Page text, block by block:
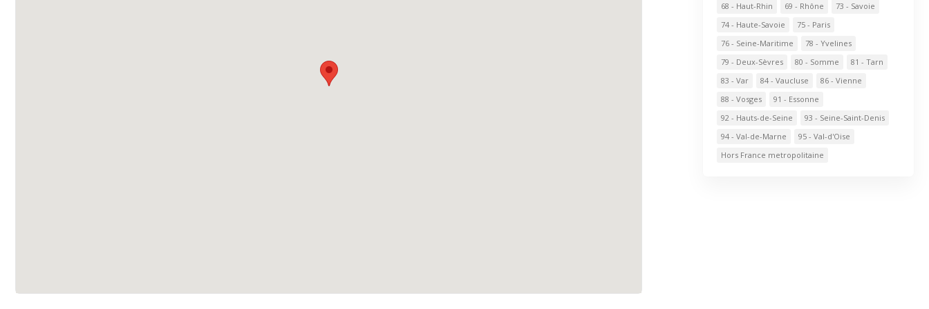
68 - Haut-Rhin
69 - Rhône
73 - Savoie
74 - Haute-Savoie
75 - Paris
76 - Seine-Maritime
78 - Yvelines
79 - Deux-Sèvres
80 - Somme
81 - Tarn
83 - Var
84 - Vaucluse
86 - Vienne
88 - Vosges
91 - Essonne
92 - Hauts-de-Seine
93 - Seine-Saint-Denis
94 - Val-de-Marne
95 - Val-d'Oise
Hors France metropolitaine